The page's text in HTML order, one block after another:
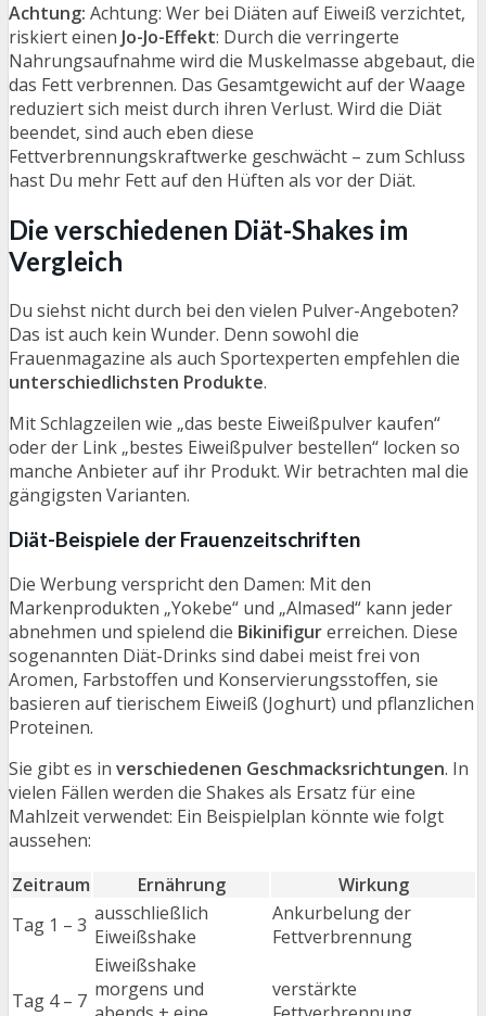
Achtung: Achtung: Wer bei Diäten auf Eiweiß verzichtet,
riskiert einen Jo-Jo-Effekt: Durch die verringerte
Nahrungsaufnahme wird die Muskelmasse abgebaut, die
das Fett verbrennen. Das Gesamtgewicht auf der Waage
reduziert sich meist durch ihren Verlust. Wird die Diät
beendet, sind auch eben diese
Fettverbrennungskraftwerke geschwächt – zum Schluss
hast Du mehr Fett auf den Hüften als vor der Diät.
Die verschiedenen Diät-Shakes im
Vergleich
Du siehst nicht durch bei den vielen Pulver-Angeboten?
Das ist auch kein Wunder. Denn sowohl die
Frauenmagazine als auch Sportexperten empfehlen die
unterschiedlichsten Produkte.
Mit Schlagzeilen wie „das beste Eiweißpulver kaufen“
oder der Link „bestes Eiweißpulver bestellen“ locken so
manche Anbieter auf ihr Produkt. Wir betrachten mal die
gängigsten Varianten.
Diät-Beispiele der Frauenzeitschriften
Die Werbung verspricht den Damen: Mit den
Markenprodukten „Yokebe“ und „Almased“ kann jeder
abnehmen und spielend die Bikinifigurerreichen. Diese
sogenannten Diät-Drinks sind dabei meist frei von
Aromen, Farbstoffen und Konservierungsstoffen, sie
basieren auf tierischem Eiweiß (Joghurt) und pflanzlichen
Proteinen.
Sie gibt es in verschiedenen Geschmacksrichtungen. In
vielen Fällen werden die Shakes als Ersatz für eine
Mahlzeit verwendet: Ein Beispielplan könnte wie folgt
aussehen:
Zeitraum
Ernährung
Wirkung
Tag 1 – 3 ausschließlich
Eiweißshake
Ankurbelung der
Fettverbrennung
Tag 4 – 7
Eiweißshake
morgens und
verstärkte